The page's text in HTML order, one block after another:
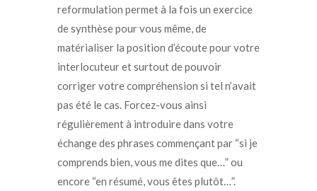
reformulation permet à la fois un exercice
de synthèse pour vous même, de
matérialiser la position d’écoute pour votre
interlocuteur et surtout de pouvoir
corriger votre compréhension si tel n’avait
pas été le cas. Forcez-vous ainsi
régulièrement à introduire dans votre
échange des phrases commençant par “si je
comprends bien, vous me dites que…” ou
encore “en résumé, vous êtes plutôt…”.